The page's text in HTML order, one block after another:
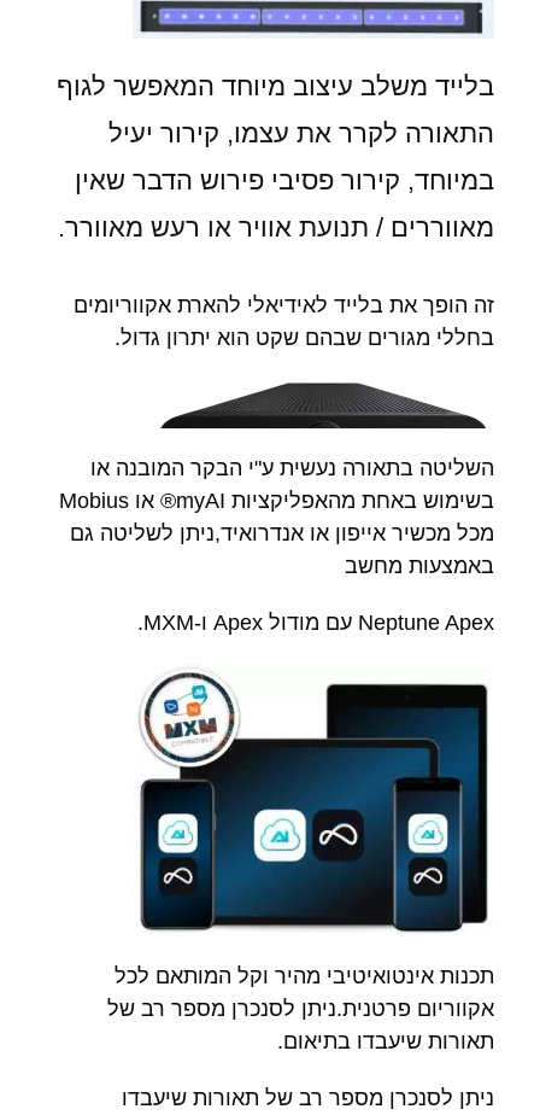
בלייד משלב עיצוב מיוחד המאפשר לגוף
התאורה לקרר את עצמו, קירור יעיל
במיוחד, קירור פסיבי פירוש הדבר שאין
מאווררים / תנועת אוויר או רעש מאוורר.
זה הופך את בלייד לאידיאלי להארת אקווריומים
בחללי מגורים שבהם שקט הוא יתרון גדול.
השליטה בתאורה נעשית ע"י הבקר המובנה או
בשימוש באחת מהאפליקציות myAI® או Mobius
מכל מכשיר אייפון או אנדרואיד,ניתן לשליטה גם
באמצעות מחשב
Neptune Apex עם מודול Apex ו-MXM.
תכנות אינטואיטיבי מהיר וקל המותאם לכל
אקווריום פרטנית.ניתן לסנכרן מספר רב של
תאורות שיעבדו בתיאום.
ניתן לסנכרן מספר רב של תאורות שיעבדו